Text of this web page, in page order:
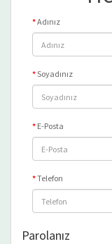
Adınız
Soyadınız
E-Posta
Telefon
Parolanız